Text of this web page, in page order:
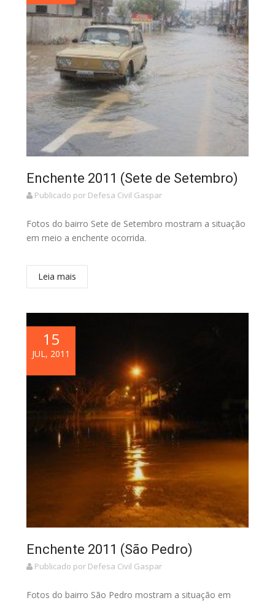
Enchente 2011 (Sete de Setembro)
Publicado por Defesa Civil Gaspar
Fotos do bairro Sete de Setembro mostram a situação
em meio a enchente ocorrida.
Leia mais
15
JUL, 2011
Enchente 2011 (São Pedro)
Publicado por Defesa Civil Gaspar
Fotos do bairro São Pedro mostram a situação em